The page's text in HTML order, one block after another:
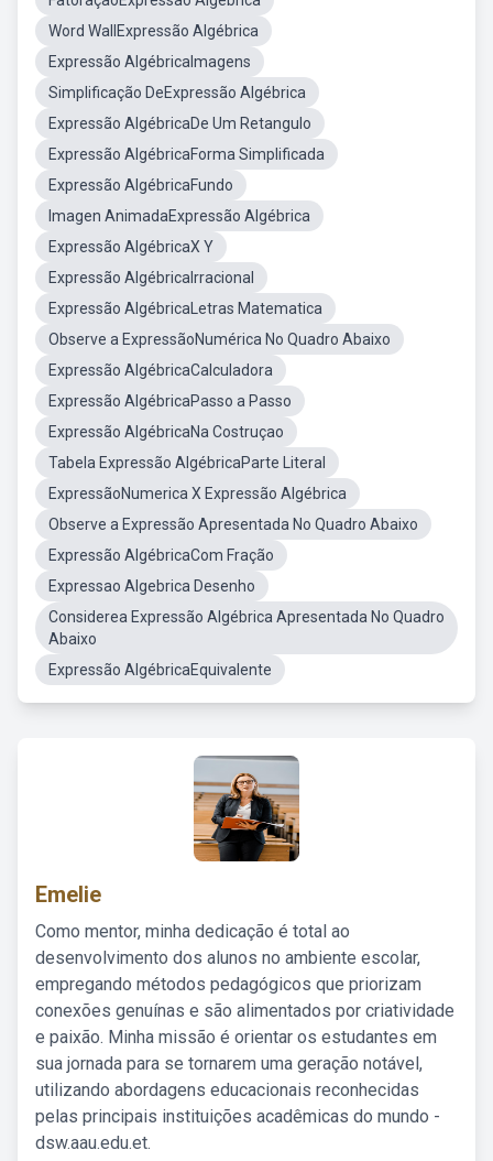
Word WallExpressão Algébrica
Expressão AlgébricaImagens
Simplificação DeExpressão Algébrica
Expressão AlgébricaDe Um Retangulo
Expressão AlgébricaForma Simplificada
Expressão AlgébricaFundo
Imagen AnimadaExpressão Algébrica
Expressão AlgébricaX Y
Expressão AlgébricaIrracional
Expressão AlgébricaLetras Matematica
Observe a ExpressãoNumérica No Quadro Abaixo
Expressão AlgébricaCalculadora
Expressão AlgébricaPasso a Passo
Expressão AlgébricaNa Costruçao
Tabela Expressão AlgébricaParte Literal
ExpressãoNumerica X Expressão Algébrica
Observe a Expressão Apresentada No Quadro Abaixo
Expressão AlgébricaCom Fração
Expressao Algebrica Desenho
Considerea Expressão Algébrica Apresentada No Quadro
Abaixo
Expressão AlgébricaEquivalente
Emelie
Como mentor, minha dedicação é total ao
desenvolvimento dos alunos no ambiente escolar,
empregando métodos pedagógicos que priorizam
conexões genuínas e são alimentados por criatividade
e paixão. Minha missão é orientar os estudantes em
sua jornada para se tornarem uma geração notável,
utilizando abordagens educacionais reconhecidas
pelas principais instituições acadêmicas do mundo -
dsw.aau.edu.et.